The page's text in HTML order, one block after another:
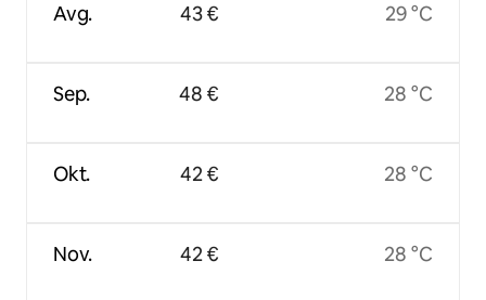
Avg.
Sep.
Okt.
Nov.
43 €
48 €
42 €
42 €
29 °C
28 °C
28 °C
28 °C